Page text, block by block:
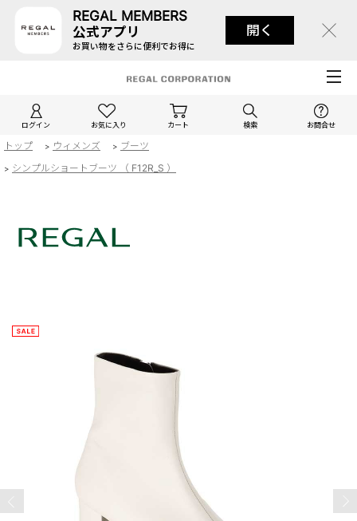
REGAL MEMBERS
公式アプリ
お買い物をさらに便利でお得に
開く
ログイン お気に入り カート 検索 お問合せ
トップ > ウィメンズ > ブーツ
> シンプルショートブーツ （ F12R_S ）